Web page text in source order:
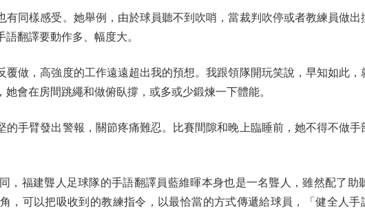
樣感受。她舉例，由於球員聽不到吹哨，當裁判吹停或者教練員做出
翻譯要動作多、幅度大。
，高強度的工作遠遠超出我的預想。我跟領隊開玩笑說，早知如此，
會在房間跳繩和做俯臥撐，或多或少鍛煉一下體能。
臂發出警報，關節疼痛難忍。比賽間隙和晚上臨睡前，她不得不做手
福建聾人足球隊的手語翻譯員藍維暉本身也是一名聾人，雖然配了助
，可以把吸收到的教練指令，以最恰當的方式傳遞給球員，「健全人手